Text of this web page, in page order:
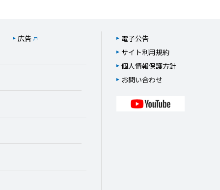
広告
電子公告
サイト利用規約
個人情報保護方針
お問い合わせ